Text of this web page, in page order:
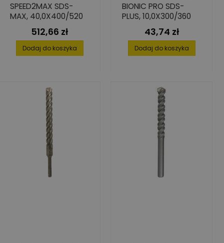
SPEED2MAX SDS-
MAX, 40,0X400/520
Cena
512,66 zł
Dodaj do koszyka
BIONIC PRO SDS-
PLUS, 10,0X300/360
Cena
43,74 zł
Dodaj do koszyka